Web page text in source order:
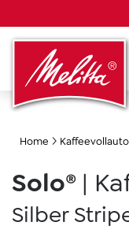
Home
Solo® |
Silber